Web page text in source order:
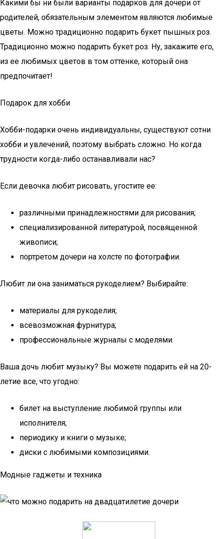
Какими бы ни были варианты подарков для дочери от
родителей, обязательным элементом являются любимые
цветы. Можно традиционно подарить букет пышных роз.
Традиционно можно подарить букет роз. Ну, закажите его,
из ее любимых цветов в том оттенке, который она
предпочитает!
Подарок для хобби
Хобби-подарки очень индивидуальны, существуют сотни
хобби и увлечений, поэтому выбрать сложно. Но когда
трудности когда-либо останавливали нас?
Если девочка любит рисовать, угостите ее:
различными принадлежностями для рисования;
специализированной литературой, посвященной
живописи;
портретом дочери на холсте по фотографии.
Любит ли она заниматься рукоделием? Выбирайте:
материалы для рукоделия;
всевозможная фурнитура;
профессиональные журналы с моделями.
Ваша дочь любит музыку? Вы можете подарить ей на 20-
летие все, что угодно:
билет на выступление любимой группы или
исполнителя;
периодику и книги о музыке;
диски с любимыми композициями.
Модные гаджеты и техника